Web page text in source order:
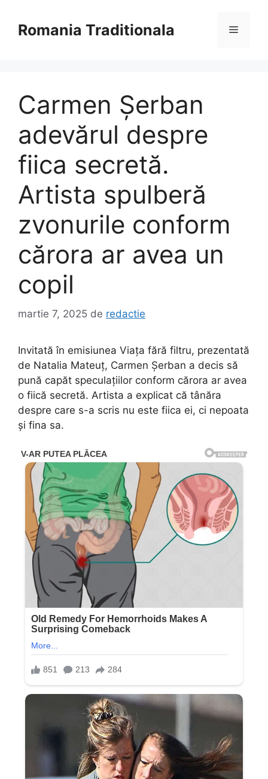
conținutRomania Traditionala Meniu
Carmen Șerban
adevărul despre
fiica secretă.
Artista spulberă
zvonurile conform
cărora ar avea un
copil
martie 7, 2025 de redactie
Invitată în emisiunea Viața fără filtru, prezentată
de Natalia Mateuț, Carmen Șerban a decis să
pună capăt speculațiilor conform cărora ar avea
o fiică secretă. Artista a explicat că tânăra
despre care s-a scris nu este fiica ei, ci nepoata
și fina sa.